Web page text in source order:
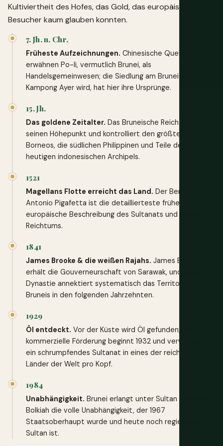
Kultiviertheit des Hofes, das Gold, das europäische
Besucher kaum glauben konnten.
7. Jh. n. Chr.
Früheste Aufzeichnungen. Chinesische Quellen
erwähnen Po-li, vermutlich Brunei, als
Handelsgemeinwesen; die Siedlung am Brunei-Fluss, die
Kampong Ayer wird, hat hier ihre Ursprünge.
15. Jh.
Das goldene Zeitalter. Das Bruneische Reich erreicht
seinen Höhepunkt und kontrolliert den größten Teil
Borneos, die südlichen Philippinen und Teile des
heutigen indonesischen Archipels.
1521
Magellans Flotte erreicht das Land. Der Bericht von
Antonio Pigafetta ist die detaillierteste frühe
europäische Beschreibung des Sultanats und seines
Reichtums.
1841
James Brooke & die weißen Rajahs. James Brooke
erhält die Gouverneurschaft von Sarawak, und seine
Dynastie annektiert systematisch das Territorium
Bruneis in den folgenden Jahrzehnten.
1929
Öl entdeckt. Vor der Küste wird Öl gefunden; die
kommerzielle Förderung beginnt 1932 und verwandelt
ein schrumpfendes Sultanat in eines der reichsten
Länder der Welt pro Kopf.
1984
Unabhängigkeit. Brunei erlangt unter Sultan Hassanal
Bolkiah die volle Unabhängigkeit, der 1967
Staatsoberhaupt wurde und heute noch regierender
Sultan ist.